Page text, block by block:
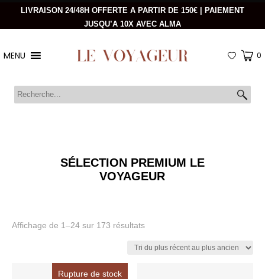
LIVRAISON 24/48H OFFERTE A PARTIR DE 150€ | PAIEMENT
JUSQU’A 10X AVEC ALMA
MENU 0
SÉLECTION PREMIUM LE
VOYAGEUR
Affichage de 1–24 sur 173 résultatsTrié
plus
Rupture de stock